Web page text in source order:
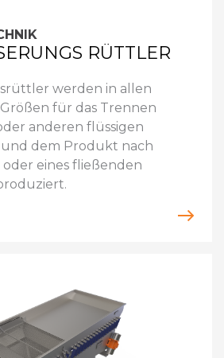
RÜTTLER
werden in allen
für das Trennen
anderen flüssigen
dem Produkt nach
eines fließenden